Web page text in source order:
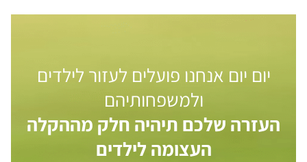
יום יום אנחנו פועלים לעזור לילדים
ולמשפחותיהם
העזרה שלכם תיהיה חלק מההקלה
העצומה לילדים